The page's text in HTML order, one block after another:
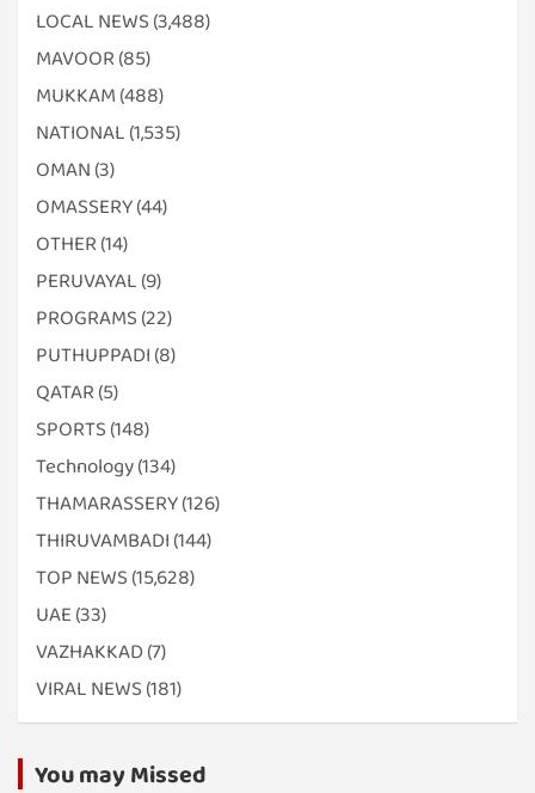
LOCAL NEWS (3,488)
MAVOOR (85)
MUKKAM (488)
NATIONAL (1,535)
OMAN (3)
OMASSERY(44)
OTHER (14)
PERUVAYAL (9)
PROGRAMS (22)
PUTHUPPADI (8)
QATAR (5)
SPORTS (148)
Technology(134)
THAMARASSERY(126)
THIRUVAMBADI (144)
TOP NEWS (15,628)
UAE (33)
VAZHAKKAD(7)
VIRAL NEWS (181)
You may Missed